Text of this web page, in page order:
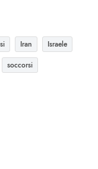
Iran Israele
soccorsi